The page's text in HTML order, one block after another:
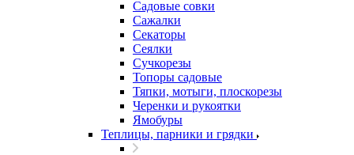
Садовые совки
Сажалки
Секаторы
Сеялки
Сучкорезы
Топоры садовые
Тяпки, мотыги, плоскорезы
Черенки и рукоятки
Ямобуры
Теплицы, парники и грядки